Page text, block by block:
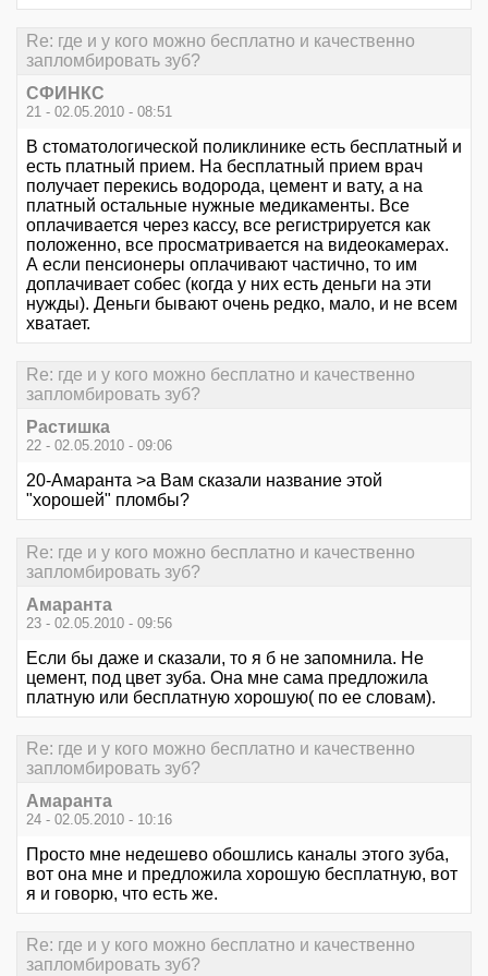
Re: где и у кого можно бесплатно и качественно
запломбировать зуб?
СФИНКС
21 - 02.05.2010 - 08:51
В стоматологической поликлинике есть бесплатный и
есть платный прием. На бесплатный прием врач
получает перекись водорода, цемент и вату, а на
платный остальные нужные медикаменты. Все
оплачивается через кассу, все регистрируется как
положенно, все просматривается на видеокамерах.
А если пенсионеры оплачивают частично, то им
доплачивает собес (когда у них есть деньги на эти
нужды). Деньги бывают очень редко, мало, и не всем
хватает.
Re: где и у кого можно бесплатно и качественно
запломбировать зуб?
Растишка
22 - 02.05.2010 - 09:06
20-Амаранта >а Вам сказали название этой
"хорошей" пломбы?
Re: где и у кого можно бесплатно и качественно
запломбировать зуб?
Амаранта
23 - 02.05.2010 - 09:56
Если бы даже и сказали, то я б не запомнила. Не
цемент, под цвет зуба. Она мне сама предложила
платную или бесплатную хорошую( по ее словам).
Re: где и у кого можно бесплатно и качественно
запломбировать зуб?
Амаранта
24 - 02.05.2010 - 10:16
Просто мне недешево обошлись каналы этого зуба,
вот она мне и предложила хорошую бесплатную, вот
я и говорю, что есть же.
Re: где и у кого можно бесплатно и качественно
запломбировать зуб?